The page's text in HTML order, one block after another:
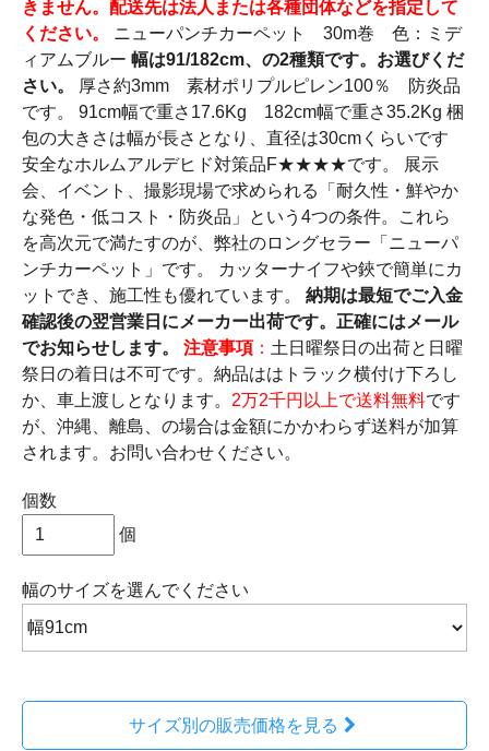
きません。配送先は法人または各種団体などを指定して
ください。
ニューパンチカーペット 30m巻 色：ミデ
ィアムブルー 幅は91/182cm、の2種類です。お選びくだ
さい。
厚さ約3mm 素材ポリプルピレン100％ 防炎品
です。 91cm幅で重さ17.6Kg 182cm幅で重さ35.2Kg 梱
包の大きさは幅が長さとなり、直径は30cmくらいです
安全なホルムアルデヒド対策品F★★★★です。 展示
会、イベント、撮影現場で求められる「耐久性・鮮やか
な発色・低コスト・防炎品」という4つの条件。これら
を高次元で満たすのが、弊社のロングセラー「ニューパ
ンチカーペット」です。 カッターナイフや鋏で簡単にカ
ットでき、施工性も優れています。 納期は最短でご入金
確認後の翌営業日にメーカー出荷です。正確にはメール
でお知らせします。
注意事項 ： 土日曜祭日の出荷と日曜
祭日の着日は不可です。納品ははトラック横付け下ろし
か、車上渡しとなります。 2万2千円以上で送料無料です
が、沖縄、離島、の場合は金額にかかわらず送料が加算
されます。お問い合わせください。
個数
個
幅のサイズを選んでください
サイズ別の販売価格を見る